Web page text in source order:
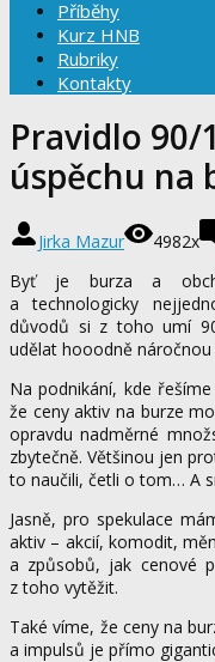
Příběhy
Kurz HNB
Rubriky
Kontakty
Pravidlo 90/
úspěchu na
Jirka Mazur 4982x
Byť je burza a
a technologicky
důvodů si z toho umí
udělat hooodně náročnou
Na podnikání, kde
že ceny aktiv na burze
opravdu nadměrné
zbytečně. Většinou jen
to naučili, četli o tom… A
Jasně, pro spekulace
aktiv – akcií, komodit,
a způsobů, jak cenové
z toho vytěžit.
Také víme, že ceny na
a impulsů je přímo